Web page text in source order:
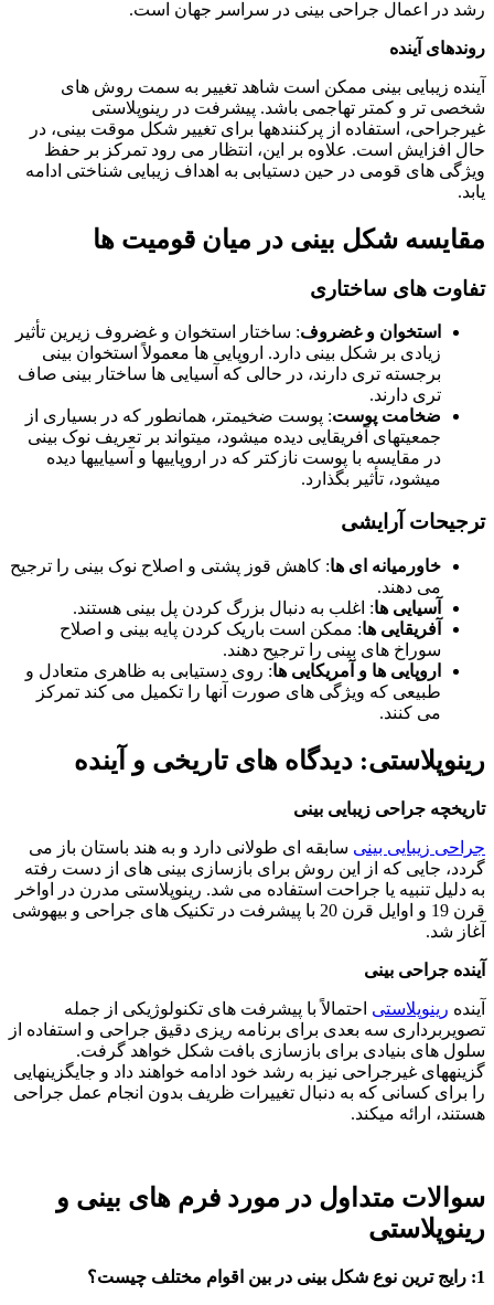
رشد در اعمال جراحی بینی در سراسر جهان است.
روندهای آینده
آینده زیبایی بینی ممکن است شاهد تغییر به سمت روش های
شخصی تر و کمتر تهاجمی باشد. پیشرفت در رینوپلاستی
غیرجراحی، استفاده از پرکنندهها برای تغییر شکل موقت بینی، در
حال افزایش است. علاوه بر این، انتظار می رود تمرکز بر حفظ
ویژگی های قومی در حین دستیابی به اهداف زیبایی شناختی ادامه
یابد.
مقایسه شکل بینی در میان قومیت ها
تفاوت های ساختاری
استخوان و غضروف: ساختار استخوان و غضروف زیرین تأثیر
زیادی بر شکل بینی دارد. اروپایی ها معمولاً استخوان بینی
برجسته تری دارند، در حالی که آسیایی ها ساختار بینی صاف
تری دارند.
ضخامت پوست: پوست ضخیمتر، همانطور که در بسیاری از
جمعیتهای آفریقایی دیده میشود، میتواند بر تعریف نوک بینی
در مقایسه با پوست نازکتر که در اروپاییها و آسیاییها دیده
میشود، تأثیر بگذارد.
ترجیحات آرایشی
خاورمیانه ای ها: کاهش قوز پشتی و اصلاح نوک بینی را ترجیح
می دهند.
آسیایی ها: اغلب به دنبال بزرگ کردن پل بینی هستند.
آفریقایی ها: ممکن است باریک کردن پایه بینی و اصلاح
سوراخ های بینی را ترجیح دهند.
اروپایی ها و آمریکایی ها: روی دستیابی به ظاهری متعادل و
طبیعی که ویژگی های صورت آنها را تکمیل می کند تمرکز
می کنند.
رینوپلاستی: دیدگاه های تاریخی و آینده
تاریخچه جراحی زیبایی بینی
جراحی زیبایی بینی سابقه ای طولانی دارد و به هند باستان باز می
گردد، جایی که از این روش برای بازسازی بینی های از دست رفته
به دلیل تنبیه یا جراحت استفاده می شد. رینوپلاستی مدرن در اواخر
قرن 19 و اوایل قرن 20 با پیشرفت در تکنیک های جراحی و بیهوشی
آغاز شد.
آینده جراحی بینی
آینده رینوپلاستی احتمالاً با پیشرفت های تکنولوژیکی از جمله
تصویربرداری سه بعدی برای برنامه ریزی دقیق جراحی و استفاده از
سلول های بنیادی برای بازسازی بافت شکل خواهد گرفت.
گزینههای غیرجراحی نیز به رشد خود ادامه خواهند داد و جایگزینهایی
را برای کسانی که به دنبال تغییرات ظریف بدون انجام عمل جراحی
هستند، ارائه میکند.
سوالات متداول در مورد فرم های بینی و
رینوپلاستی
1: رایج ترین نوع شکل بینی در بین اقوام مختلف چیست؟